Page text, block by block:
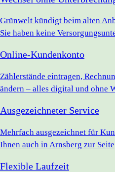
Grünwelt kündigt beim alten
Sie haben keine
Online-Kundenkonto
Zählerstände eintragen,
ändern – alles digital und ohne
Ausgezeichneter Service
Mehrfach ausgezeichnet für
Ihnen auch in Arnsberg zur Seite
Flexible Laufzeit